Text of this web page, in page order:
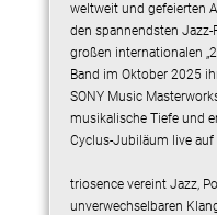
weltweit und gefeierten
den spannendsten
großen internationalen
Band im Oktober 2025
SONY Music
musikalische Tiefe und
Cyclus-Jubiläum live auf
triosence vereint Jazz,
unverwechselbaren